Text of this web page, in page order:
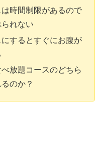
時間制限があるので
れない
するとすぐにお腹が
放題コースのどちら
のか？